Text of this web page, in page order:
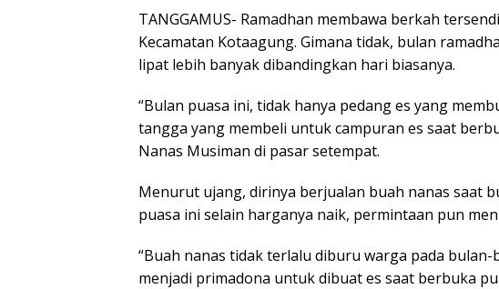
TANGGAMUS- Ramadhan membawa berkah
Kecamatan Kotaagung. Gimana tidak, bulan
lipat lebih banyak dibandingkan hari biasanya.
“Bulan puasa ini, tidak hanya pedang es yang
tangga yang membeli untuk campuran es saat
Nanas Musiman di pasar setempat.
Menurut ujang, dirinya berjualan buah nanas saat
puasa ini selain harganya naik, permintaan pun
“Buah nanas tidak terlalu diburu warga pada
menjadi primadona untuk dibuat es saat berbuka